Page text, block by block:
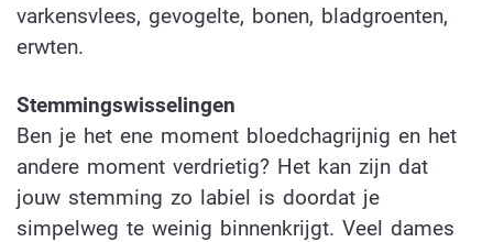
varkensvlees, gevogelte, bonen, bladgroenten,
erwten.
Stemmingswisselingen
Ben je het ene moment bloedchagrijnig en het
andere moment verdrietig? Het kan zijn dat
jouw stemming zo labiel is doordat je
simpelweg te weinig binnenkrijgt. Veel dames